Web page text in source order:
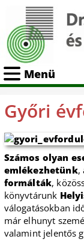
Menü
Győri
Számos olyan
emlékezhetünk,
formálták,
könyvtárunk
válogatásokban
már elhunyt
valamint jelentős